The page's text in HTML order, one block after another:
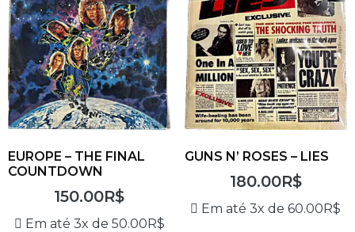
EUROPE – THE FINAL
COUNTDOWN
150.00R$
Em até 3x de 50.00R$
GUNS N’ ROSES – LIES
180.00R$
Em até 3x de60.00R$